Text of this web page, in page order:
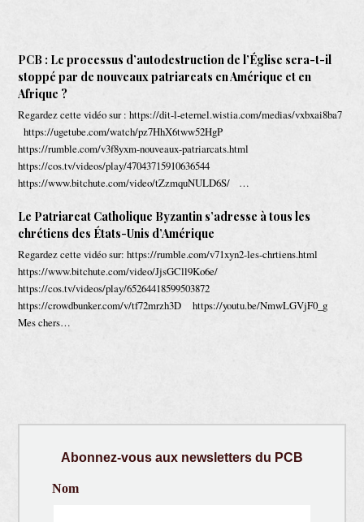
PCB : Le processus d’autodestruction de l’Église sera-t-il
stoppé par de nouveaux patriarcats en Amérique et en
Afrique ?
Regardez cette vidéo sur : https://dit-l-eternel.wistia.com/medias/vxbxai8ba7
https://ugetube.com/watch/pz7HhX6tww52HgP
https://rumble.com/v3f8yxm-nouveaux-patriarcats.html
https://cos.tv/videos/play/47043715910636544
https://www.bitchute.com/video/tZzmquNULD6S/ …
Le Patriarcat Catholique Byzantin s’adresse à tous les
chrétiens des États-Unis d’Amérique
Regardez cette vidéo sur: https://rumble.com/v71xyn2-les-chrtiens.html
https://www.bitchute.com/video/JjsGCll9Ko6e/
https://cos.tv/videos/play/65264418599503872
https://crowdbunker.com/v/tf72mrzh3D https://youtu.be/NmwLGVjF0_g
Mes chers…
Abonnez-vous aux newsletters du PCB
Nom